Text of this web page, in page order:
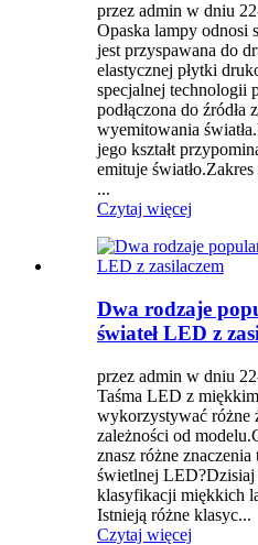
przez admin w dniu
Opaska lampy odnosi
jest przyspawana do
elastycznej płytki
specjalnej technologii
podłączona do źródła
wyemitowania
jego kształt
emituje
...
Czytaj więcej
Dwa rodzaje
świateł LED z
przez admin w dniu
Taśma LED z
wykorzystywać różne
zależności od
znasz różne
świetlnej
klasyfikacji miękkich
Istnieją różne klasyc...
Czytaj więcej